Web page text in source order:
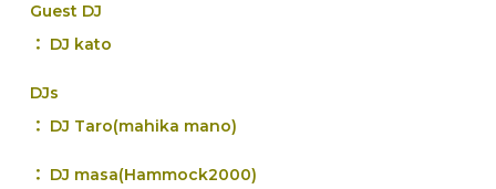
Guest DJ
： DJ kato
DJs
： DJ Taro(mahika mano)
： DJ masa(Hammock2000)